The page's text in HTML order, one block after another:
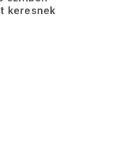
keresnek